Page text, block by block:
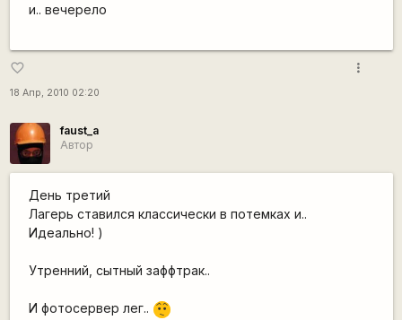
и.. вечерело
favorite_border
18 Апр, 2010 02:20
more_vert
faust_a
Автор
День третий
Лагерь ставился классически в потемках и..
Идеально! )
Утренний, сытный заффтрак..
И фотосервер лег.. :-/